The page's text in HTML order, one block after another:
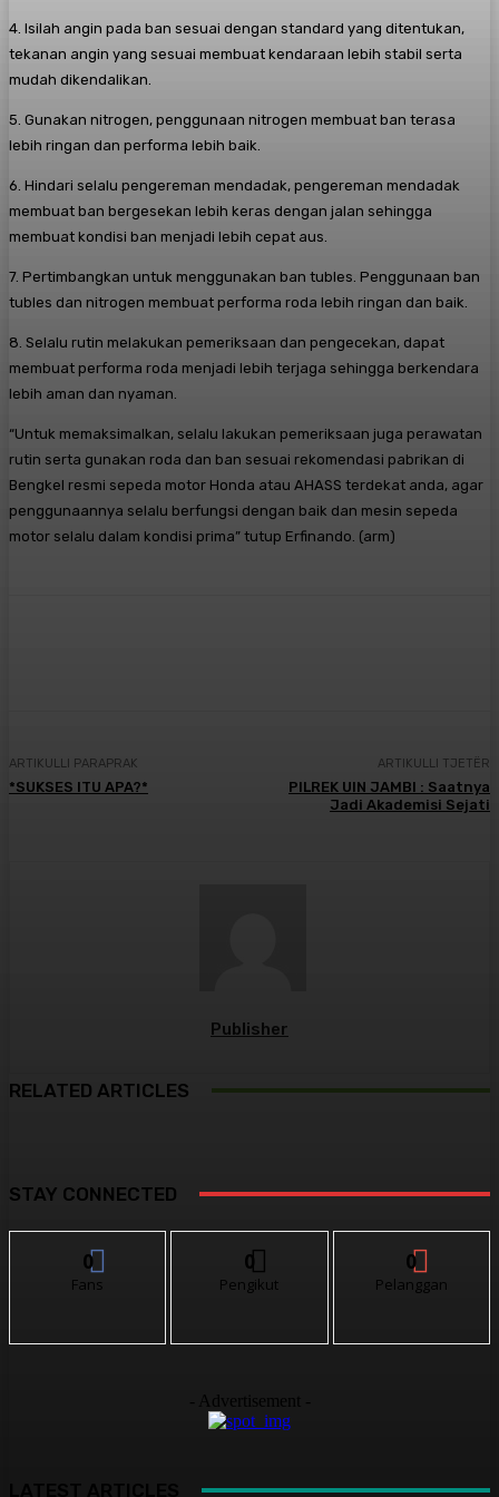
4. Isilah angin pada ban sesuai dengan standard yang ditentukan,
tekanan angin yang sesuai membuat kendaraan lebih stabil serta
mudah dikendalikan.
5. Gunakan nitrogen, penggunaan nitrogen membuat ban terasa
lebih ringan dan performa lebih baik.
6. Hindari selalu pengereman mendadak, pengereman mendadak
membuat ban bergesekan lebih keras dengan jalan sehingga
membuat kondisi ban menjadi lebih cepat aus.
7. Pertimbangkan untuk menggunakan ban tubles. Penggunaan ban
tubles dan nitrogen membuat performa roda lebih ringan dan baik.
8. Selalu rutin melakukan pemeriksaan dan pengecekan, dapat
membuat performa roda menjadi lebih terjaga sehingga berkendara
lebih aman dan nyaman.
“Untuk memaksimalkan, selalu lakukan pemeriksaan juga perawatan
rutin serta gunakan roda dan ban sesuai rekomendasi pabrikan di
Bengkel resmi sepeda motor Honda atau AHASS terdekat anda, agar
penggunaannya selalu berfungsi dengan baik dan mesin sepeda
motor selalu dalam kondisi prima” tutup Erfinando. (arm)
ARTIKULLI PARAPRAK
*SUKSES ITU APA?*
ARTIKULLI TJETËR
PILREK UIN JAMBI : Saatnya
Jadi Akademisi Sejati
Publisher
RELATED ARTICLES
STAY CONNECTED
0
Fans
0
Pengikut
0
Pelanggan
- Advertisement -